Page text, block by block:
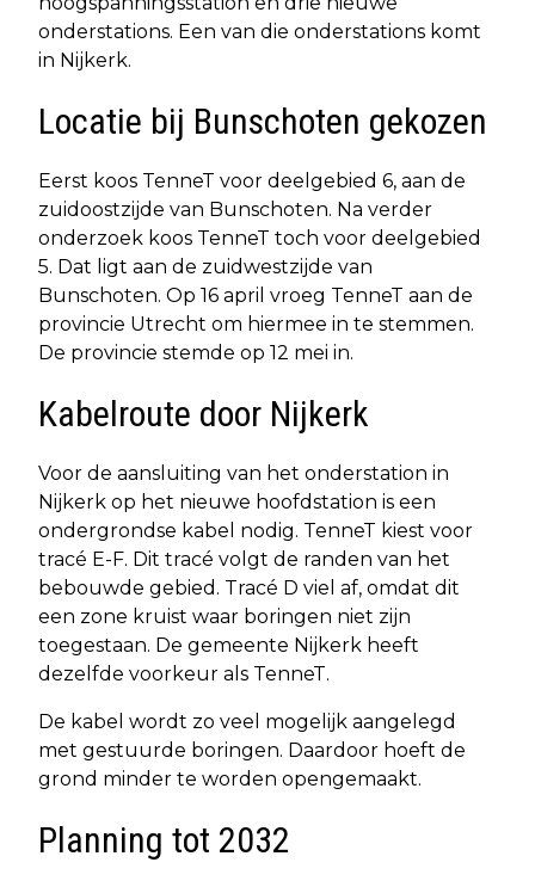
onderstations. Een van die onderstations komt
in Nijkerk.
Locatie bij Bunschoten gekozen
Eerst koos TenneT voor deelgebied 6, aan de
zuidoostzijde van Bunschoten. Na verder
onderzoek koos TenneT toch voor deelgebied
5. Dat ligt aan de zuidwestzijde van
Bunschoten. Op 16 april vroeg TenneT aan de
provincie Utrecht om hiermee in te stemmen.
De provincie stemde op 12 mei in.
Kabelroute door Nijkerk
Voor de aansluiting van het onderstation in
Nijkerk op het nieuwe hoofdstation is een
ondergrondse kabel nodig. TenneT kiest voor
tracé E-F. Dit tracé volgt de randen van het
bebouwde gebied. Tracé D viel af, omdat dit
een zone kruist waar boringen niet zijn
toegestaan. De gemeente Nijkerk heeft
dezelfde voorkeur als TenneT.
De kabel wordt zo veel mogelijk aangelegd
met gestuurde boringen. Daardoor hoeft de
grond minder te worden opengemaakt.
Planning tot 2032